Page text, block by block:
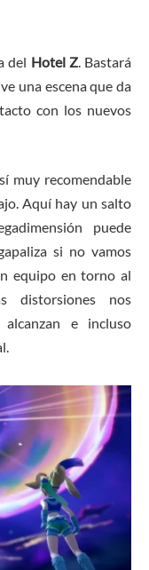
del Hotel Z. Bastará
una escena que da
con los nuevos
muy recomendable
Aquí hay un salto
puede
si no vamos
equipo en torno al
nos
e incluso